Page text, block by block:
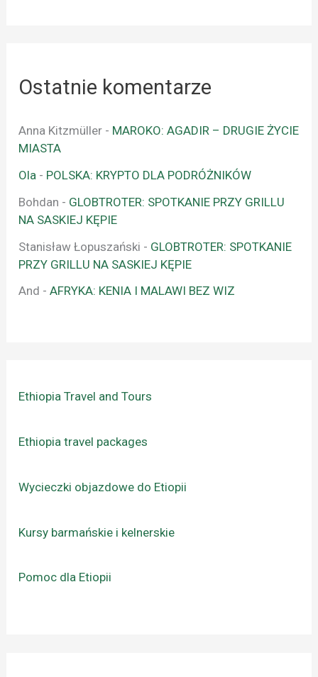
Ostatnie komentarze
Anna Kitzmüller - MAROKO: AGADIR – DRUGIE ŻYCIE
MIASTA
Ola - POLSKA: KRYPTO DLA PODRÓŻNIKÓW
Bohdan - GLOBTROTER: SPOTKANIE PRZY GRILLU
NA SASKIEJ KĘPIE
Stanisław Łopuszański - GLOBTROTER: SPOTKANIE
PRZY GRILLU NA SASKIEJ KĘPIE
And -AFRYKA: KENIA I MALAWI BEZ WIZ
Ethiopia Travel and Tours
Ethiopia travel packages
Wycieczki objazdowe do Etiopii
Kursy barmańskie i kelnerskie
Pomoc dla Etiopii